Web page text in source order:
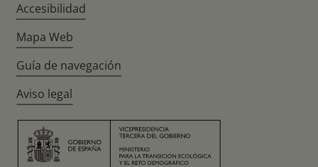
Accesibilidad
Mapa Web
Guía de navegación
Aviso legal